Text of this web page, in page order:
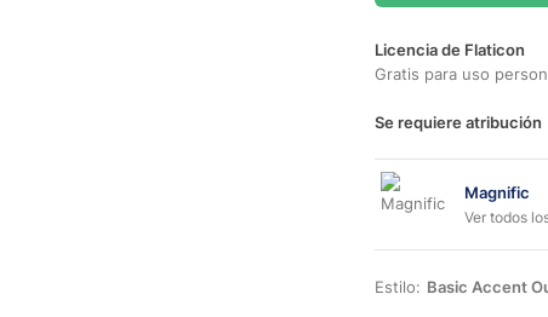
Licencia de Flaticon
Gratis para uso
Se requiere atribución
Magnific
Ver todos
Estilo: Basic Accent